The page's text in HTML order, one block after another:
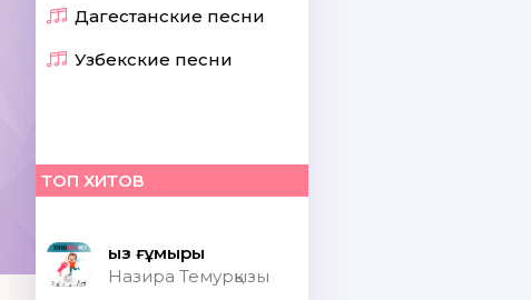
Дагестанские песни
Узбекские песни
ТОП ХИТОВ
Қыз ғұмыры
Назира Темурқызы